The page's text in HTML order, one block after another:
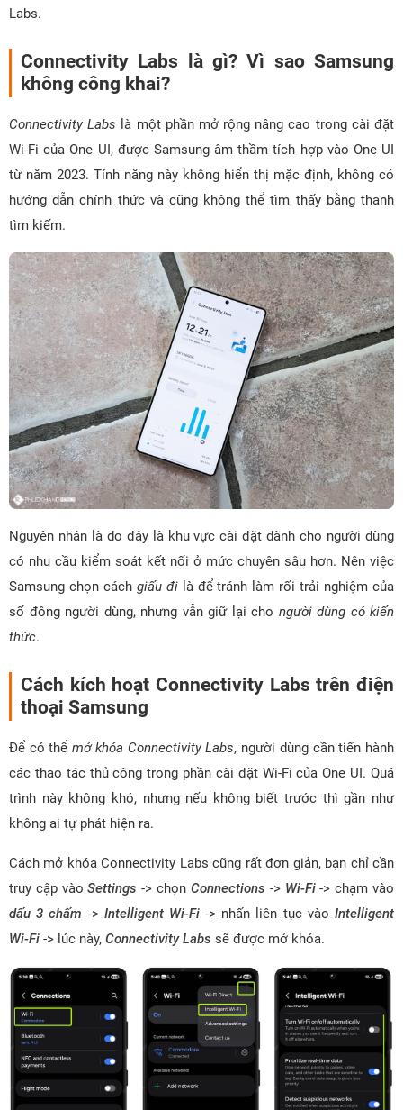
Labs.
Connectivity Labs là gì? Vì sao Samsung
không công khai?
Connectivity Labs là một phần mở rộng nâng cao trong cài đặt
Wi-Fi của One UI, được Samsung âm thầm tích hợp vào One UI
từ năm 2023. Tính năng này không hiển thị mặc định, không có
hướng dẫn chính thức và cũng không thể tìm thấy bằng thanh
tìm kiếm.
Nguyên nhân là do đây là khu vực cài đặt dành cho người dùng
có nhu cầu kiểm soát kết nối ở mức chuyên sâu hơn. Nên việc
Samsung chọn cách giấu đilà để tránh làm rối trải nghiệm của
số đông người dùng, nhưng vẫn giữ lại cho người dùng có kiến
thức.
Cách kích hoạt Connectivity Labs trên điện
thoại Samsung
Để có thểmở khóa Connectivity Labs, người dùng cần tiến hành
các thao tác thủ công trong phần cài đặt Wi-Fi của One UI. Quá
trình này không khó, nhưng nếu không biết trước thì gần như
không ai tự phát hiện ra.
Cách mở khóa Connectivity Labs cũng rất đơn giản, bạn chỉ cần
truy cập vàoSettings -> chọn Connections -> Wi-Fi-> chạm vào
dấu 3 chấm -> Intelligent Wi-Fi-> nhấn liên tục vàoIntelligent
Wi-Fi -> lúc này, Connectivity Labs sẽ được mở khóa.